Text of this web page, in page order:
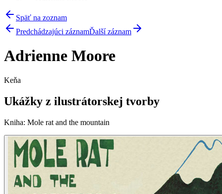
Späť na zoznam
Predchádzajúci záznamĎalší záznam
Adrienne Moore
Keňa
Ukážky z ilustrátorskej tvorby
Kniha: Mole rat and the mountain